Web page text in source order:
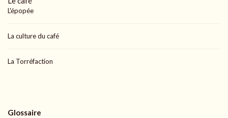
L'épopée
La culture du café
La Torréfaction
Glossaire